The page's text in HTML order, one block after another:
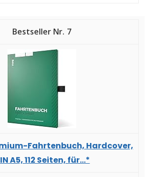
7
Fahrtenbuch, Hardcover,
A5, 112 Seiten, für...*